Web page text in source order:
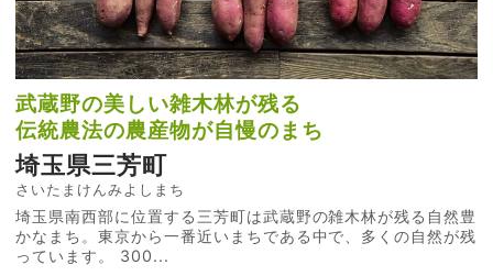
武蔵野の美しい雑木林が残る
伝統農法の農産物が自慢のまち
埼玉県三芳町
さいたまけんみよしまち
埼玉県南西部に位置する三芳町は武蔵野の雑木林が残る自然豊
かなまち。東京から一番近いまちである中で、多くの自然が残
っています。 300...